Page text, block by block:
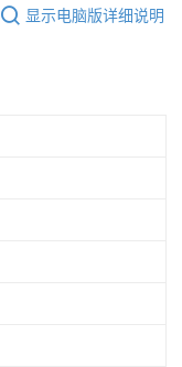
显示电脑版详细说明